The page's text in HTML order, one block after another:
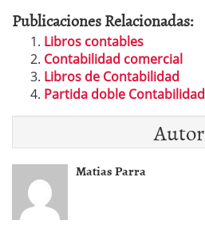
Publicaciones Relacionadas:
Libros contables
Contabilidad comercial
Libros de Contabilidad
Partida doble Contabilidad
Autor
Matias Parra